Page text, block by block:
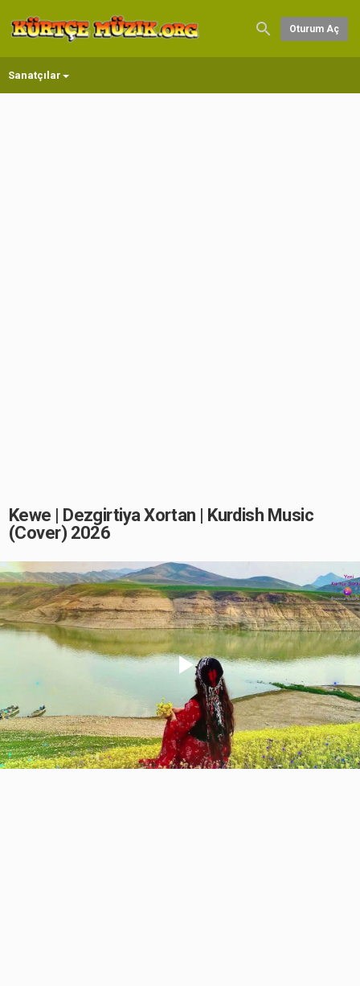
Oturum Aç
Sanatçılar
Kewe | Dezgirtiya Xortan | Kurdish Music
(Cover) 2026
Play
Video